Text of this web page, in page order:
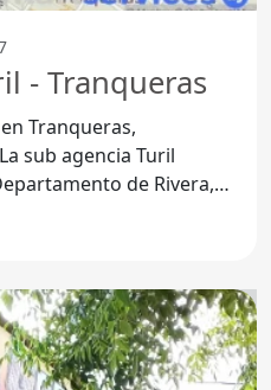
- Tranqueras
Tranqueras,
de Rivera,